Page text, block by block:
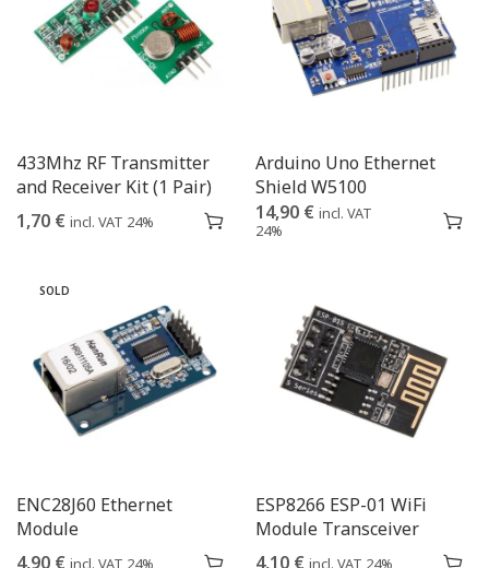
433Mhz RF Transmitter
and Receiver Kit (1 Pair)
1,70 € incl. VAT 24%
Arduino Uno Ethernet
Shield W5100
14,90 € incl. VAT
24%
SOLD
ENC28J60 Ethernet
Module
4,90 € incl. VAT 24%
ESP8266 ESP-01 WiFi
Module Transceiver
4,10 € incl. VAT 24%